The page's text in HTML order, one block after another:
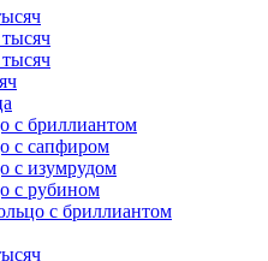
с бриллиантом
с сапфиром
с изумрудом
с рубином
с бриллиантом